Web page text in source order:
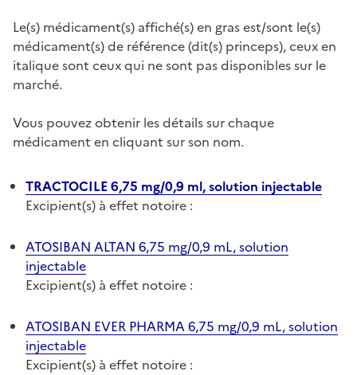
Le(s) médicament(s) affiché(s) en gras est/sont le(s)
médicament(s) de référence (dit(s) princeps), ceux en
italique sont ceux qui ne sont pas disponibles sur le
marché.
Vous pouvez obtenir les détails sur chaque
médicament en cliquant sur son nom.
TRACTOCILE 6,75 mg/0,9 ml, solution injectable
Excipient(s) à effet notoire :
ATOSIBAN ALTAN 6,75 mg/0,9 mL, solution
injectable
Excipient(s) à effet notoire :
ATOSIBAN EVER PHARMA 6,75 mg/0,9 mL, solution
injectable
Excipient(s) à effet notoire :